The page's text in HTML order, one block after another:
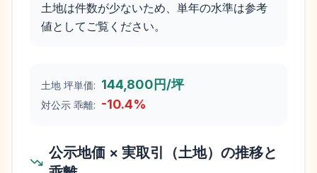
土地は件数が少ないため、単年の水準は参考
値としてご覧ください。
土地 坪単価: 144,800円/坪
対公示 乖離: -10.4%
公示地価 × 実取引（土地）の推移と